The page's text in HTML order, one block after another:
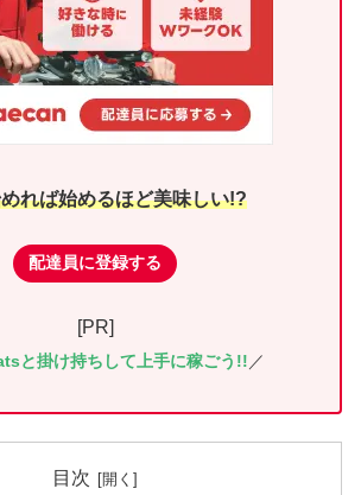
れば始めるほど美味しい!?
配達員に登録する
[PR]
と掛け持ちして上手に稼ごう!!／
目次